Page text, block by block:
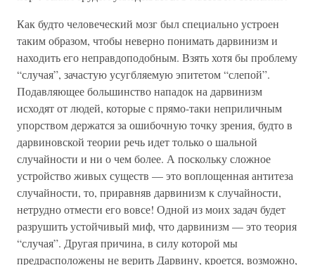
Как будто человеческий мозг был специально устроен
таким образом, чтобы неверно понимать дарвинизм и
находить его неправдоподобным. Взять хотя бы проблему
“случая”, зачастую усугбляемую эпитетом “слепой”.
Подавляющее большинство нападок на дарвинизм
исходят от людей, которые с прямо-таки неприличным
упорством держатся за ошибочную точку зрения, будто в
дарвиновской теории речь идет только о шальной
случайности и ни о чем более. А поскольку сложное
устройство живых существ — это воплощенная антитеза
случайности, то, приравняв дарвинизм к случайности,
нетрудно отмести его вовсе! Одной из моих задач будет
разрушить устойчивый миф, что дарвинизм — это теория
“случая”. Другая причина, в силу которой мы
предрасположены не верить Дарвину, кроется, возможно,